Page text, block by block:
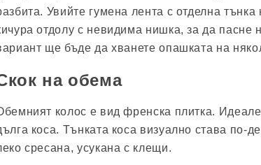
Увийте гумена лента с отделна
отдолу с невидима нишка, за да пасне
ще бъде да хванете опашката на
на обема
колос е вид френска плитка.
коса. Тънката коса визуално става по-
сресана, усукана с клещи.